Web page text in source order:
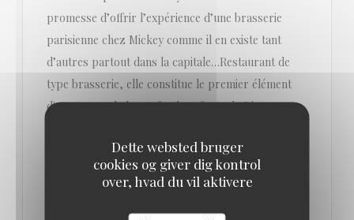
Dette websted bruger
cookies og giver dig kontrol
over, hvad du vil aktivere
promesse d’offrir l’expérience d’une brasserie
parisienne chez Mickey comme il en existe tant
d’autres partout dans la capitale…Restaurant de
type brasserie, elle constitue le premier élément
d'envergure de la profonde refonte de Disney
Mickey, restaurant qui avait lui-même pris la place
du Los Angeles Bar & Grill en 2002.
Gérée par le Groupe Bertrand (gestionnaire de